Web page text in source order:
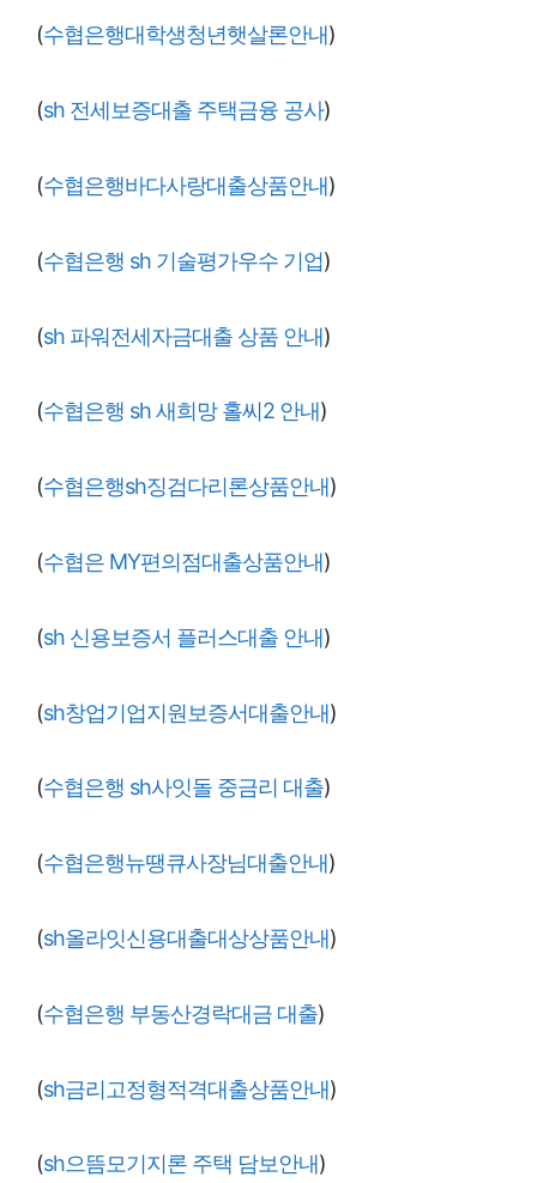
(수협은행대학생청년햇살론안내)
(sh 전세보증대출 주택금융 공사)
(수협은행바다사랑대출상품안내)
(수협은행 sh 기술평가우수 기업)
(sh 파워전세자금대출 상품 안내)
(수협은행 sh 새희망 홀씨2 안내)
(수협은행sh징검다리론상품안내)
(수협은 MY편의점대출상품안내)
(sh 신용보증서 플러스대출 안내)
(sh창업기업지원보증서대출안내)
(수협은행 sh사잇돌 중금리 대출)
(수협은행뉴땡큐사장님대출안내)
(sh올라잇신용대출대상상품안내)
(수협은행 부동산경락대금 대출)
(sh금리고정형적격대출상품안내)
(sh으뜸모기지론 주택 담보안내)